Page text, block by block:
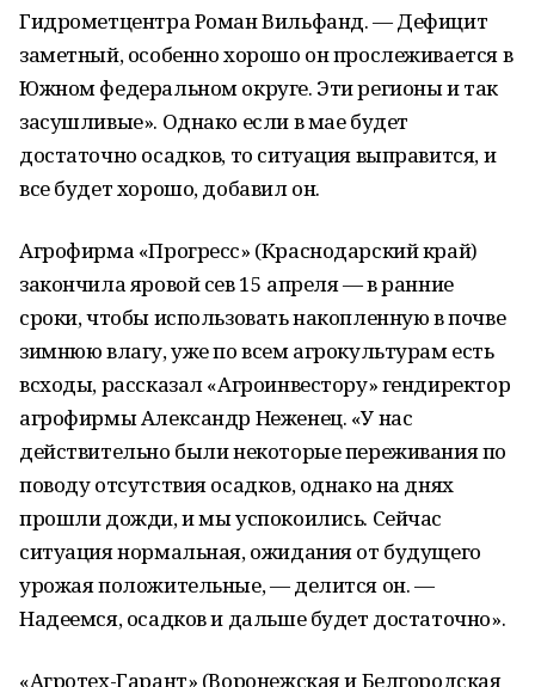
Гидрометцентра Роман Вильфанд. — Дефицит
заметный, особенно хорошо он прослеживается в
Южном федеральном округе. Эти регионы и так
засушливые». Однако если в мае будет
достаточно осадков, то ситуация выправится, и
все будет хорошо, добавил он.
Агрофирма «Прогресс» (Краснодарский край)
закончила яровой сев 15 апреля — в ранние
сроки, чтобы использовать накопленную в почве
зимнюю влагу, уже по всем агрокультурам есть
всходы, рассказал «Агроинвестору» гендиректор
агрофирмы Александр Неженец. «У нас
действительно были некоторые переживания по
поводу отсутствия осадков, однако на днях
прошли дожди, и мы успокоились. Сейчас
ситуация нормальная, ожидания от будущего
урожая положительные, — делится он. —
Надеемся, осадков и дальше будет достаточно».
«Агротех-Гарант» (Воронежская и Белгородская